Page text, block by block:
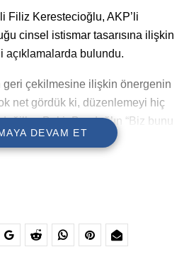
Filiz Kerestecioğlu, AKP’li
cinsel istismar tasarısına ilişkin
bulundu.
geri çekilmesine ilişkin önergenin
net gördük ki, düzenlemeyi hiç
Bekir Bozdağ’ın “Biz bunu
anlattı” ne demek? Bu da başka
insanlar” ifadelerini
Arzu Demir’in sorularını
DEVAM ET